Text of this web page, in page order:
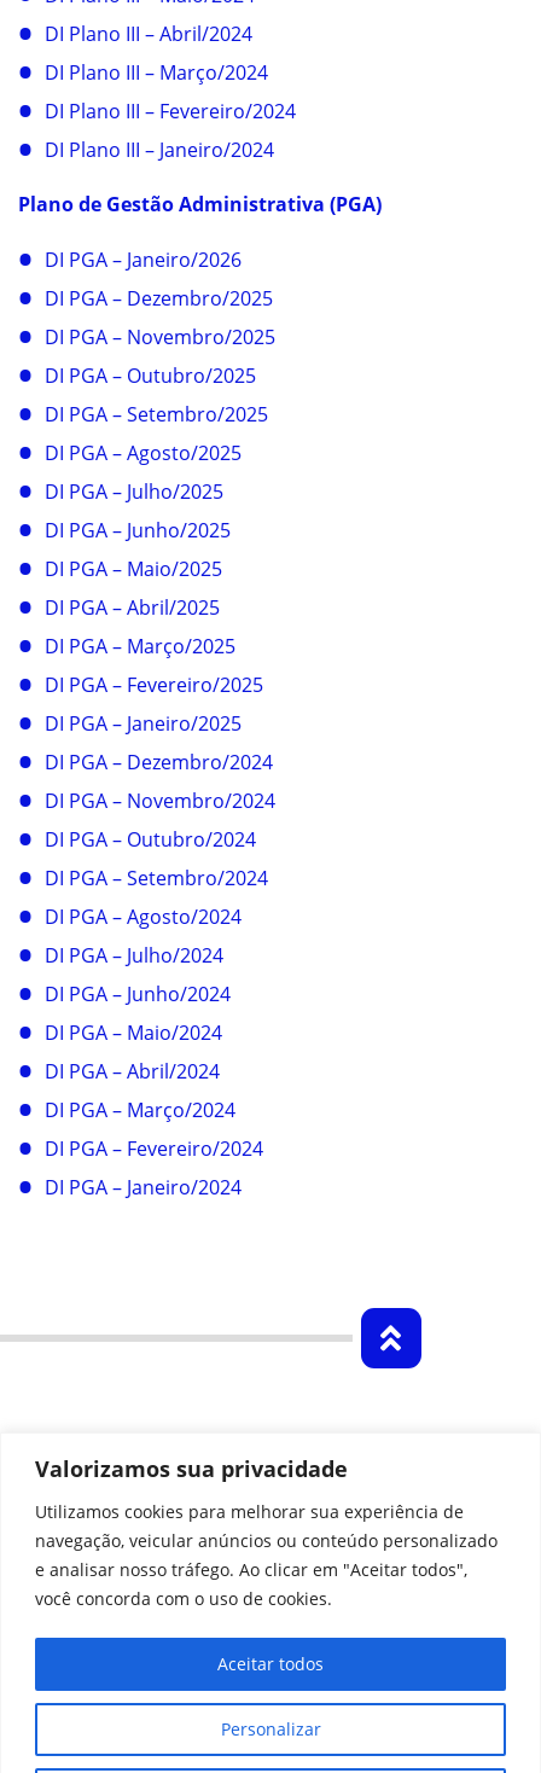
Valorizamos sua privacidade
Utilizamos cookies para melhorar sua experiência de
navegação, veicular anúncios ou conteúdo personalizado
e analisar nosso tráfego. Ao clicar em "Aceitar todos",
você concorda com o uso de cookies.
Personalizar
Aceitar todos
DI Plano III – Abril/2024
DI Plano III – Março/2024
DI Plano III – Fevereiro/2024
DI Plano III – Janeiro/2024
Plano de Gestão Administrativa (PGA)
DI PGA – Janeiro/2026
DI PGA – Dezembro/2025
DI PGA – Novembro/2025
DI PGA – Outubro/2025
DI PGA – Setembro/2025
DI PGA – Agosto/2025
DI PGA – Julho/2025
DI PGA – Junho/2025
DI PGA – Maio/2025
DI PGA – Abril/2025
DI PGA – Março/2025
DI PGA – Fevereiro/2025
DI PGA – Janeiro/2025
DI PGA – Dezembro/2024
DI PGA – Novembro/2024
DI PGA – Outubro/2024
DI PGA – Setembro/2024
DI PGA – Agosto/2024
DI PGA – Julho/2024
DI PGA – Junho/2024
DI PGA – Maio/2024
DI PGA – Abril/2024
DI PGA – Março/2024
DI PGA – Fevereiro/2024
DI PGA – Janeiro/2024
NOTÍCIAS
CENTRAL DE AJUDA
PROTEÇÃO DE DADOS
PREVIC
Fundação Banestes de Seguridade Social - Baneses
Av. Princesa Isabel, 574 – Ed. Palas Center, Bloco A,
16º andar – Centro, Vitória/ES – CEP 29010-360 |